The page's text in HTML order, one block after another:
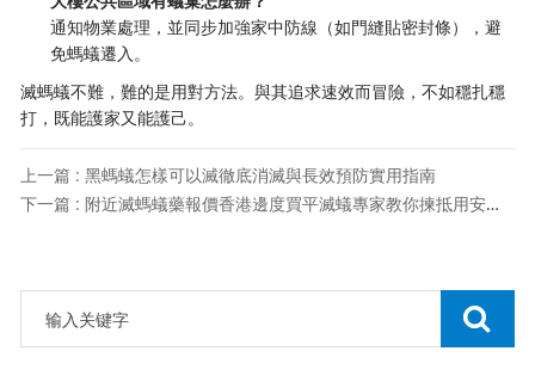
通知物業處理，並同步加強家中防線（如門縫貼密封條），避
免螞蟻遷入。
滅螞蟻不難，難的是用對方法。與其追求速效而冒險，不如穩扎穩
打，既能護家又能護己。
上一篇 : 黑螞蟻怎樣可以滅徹底消滅與長效預防實用指南
下一篇 : 附近滅螞蟻藥報價香港邊度買平滅蟻專家教你揀抵用安全牌子